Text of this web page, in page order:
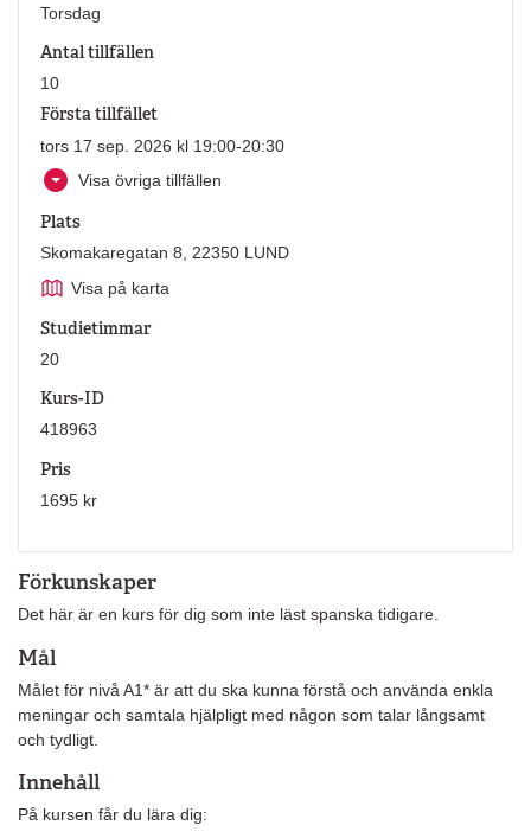
Förkunskaper
Det här är en kurs för dig som inte läst spanska tidigare.
Mål
Målet för nivå A1* är att du ska kunna förstå och använda enkla
meningar och samtala hjälpligt med någon som talar långsamt
och tydligt.
Innehåll
På kursen får du lära dig:
Torsdag
Antal tillfällen
10
Första tillfället
tors 17 sep. 2026 kl 19:00-20:30
Visa övriga tillfällen
Plats
Skomakaregatan 8, 22350 LUND
Visa på karta
Studietimmar
20
Kurs-ID
418963
Pris
1695 kr